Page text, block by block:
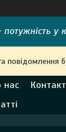
у
нас